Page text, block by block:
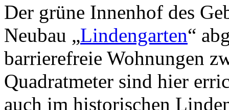
Der grüne Innenhof des
Neubau „Lindengarten“
barrierefreie Wohnungen
Quadratmeter sind hier
auch im historischen